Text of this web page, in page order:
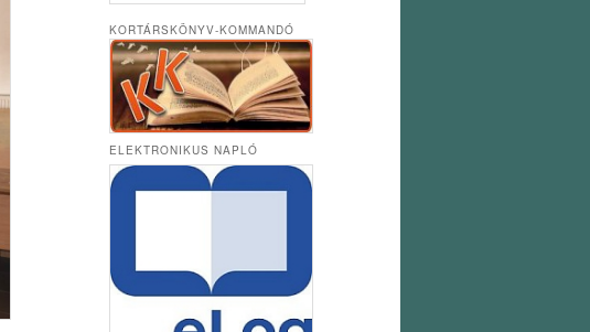
KORTÁRSKÖNYV-KOMMANDÓ
ELEKTRONIKUS NAPLÓ